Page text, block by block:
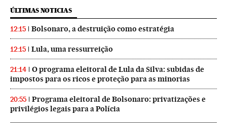
ÚLTIMAS NOTICIAS
12:15 Bolsonaro, a destruição como estratégia
12:15 Lula, uma ressurreição
21:14
O programa eleitoral de Lula da Silva: subidas de
impostos para os ricos e proteção para as minorias
20:55
Programa eleitoral de Bolsonaro: privatizações e
privilégios legais para a Polícia